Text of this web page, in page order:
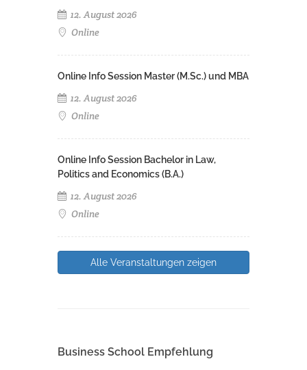
12. August 2026
Online
Online Info Session Master (M.Sc.) und MBA
12. August 2026
Online
Online Info Session Bachelor in Law,
Politics and Economics (B.A.)
12. August 2026
Online
Alle Veranstaltungen zeigen
Business School Empfehlung